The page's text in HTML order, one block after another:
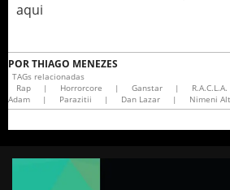
aqui
PORTHIAGO MENEZES
TAGs relacionadas
Rap
| Horrorcore | Ganstar | R.A.C.L.A.
Adam
| Parazitii | Dan Lazar | Nimeni